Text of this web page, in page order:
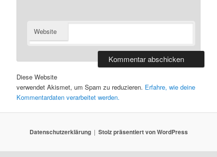
Website
Diese Website
verwendet Akismet, um Spam zu reduzieren. Erfahre, wie deine
Kommentardaten verarbeitet werden.
Datenschutzerklärung Stolz präsentiert von WordPress